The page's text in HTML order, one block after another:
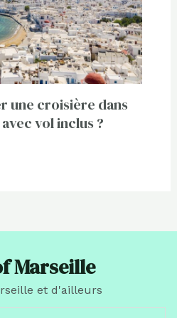
une croisière dans
vol inclus ?
Marseille
et d'ailleurs